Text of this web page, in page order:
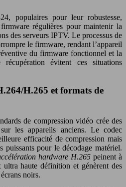
populaires pour leur robustesse,
régulières pour maintenir la
des serveurs IPTV. Le processus de
le firmware, rendant l’appareil
du firmware fonctionnel et la
évitent ces situations
H.265 et formats de
de compression vidéo crée des
les appareils anciens. Le codec
efficacité de compression mais
puissants pour le décodage matériel.
hardware H.265 peinent à
haute définition et génèrent des
noirs.